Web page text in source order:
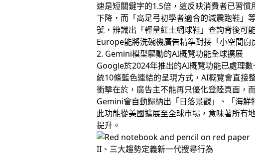
速是短關鍵字的1.5倍，這反映消費者已習
下降，而「高足弓初學者適合的減震跑鞋」
號，辨識出「輕量紅土網球鞋」查詢背後可
Europe能將洗碗機廣告精準對接「小空間
2. Gemini模型驅動的AI概覽功能全球擴展
Google於2024年推出的AI概覽功能已處理
統10條藍色連結的呈現方式，AI概覽會直接
衝擊在於，廣告主不能再只優化登陸頁面，
Gemini會自動歸納出「日落景觀」、「海
此功能從美國擴展至全球市場，意味著所有
提升。
II、三大趨勢定義新一代搜尋行為